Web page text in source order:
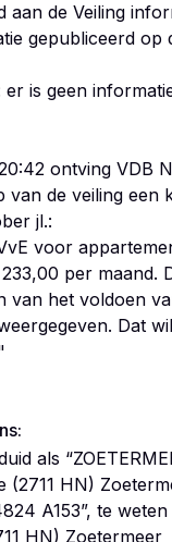
aan de Veiling
gepubliceerd op
er is geen
ontving VDB
van de veiling een
jl.:
voor
per maand.
van het voldoen
Dat
als
(2711 HN)
A153”, te
HN) Zoetermeer